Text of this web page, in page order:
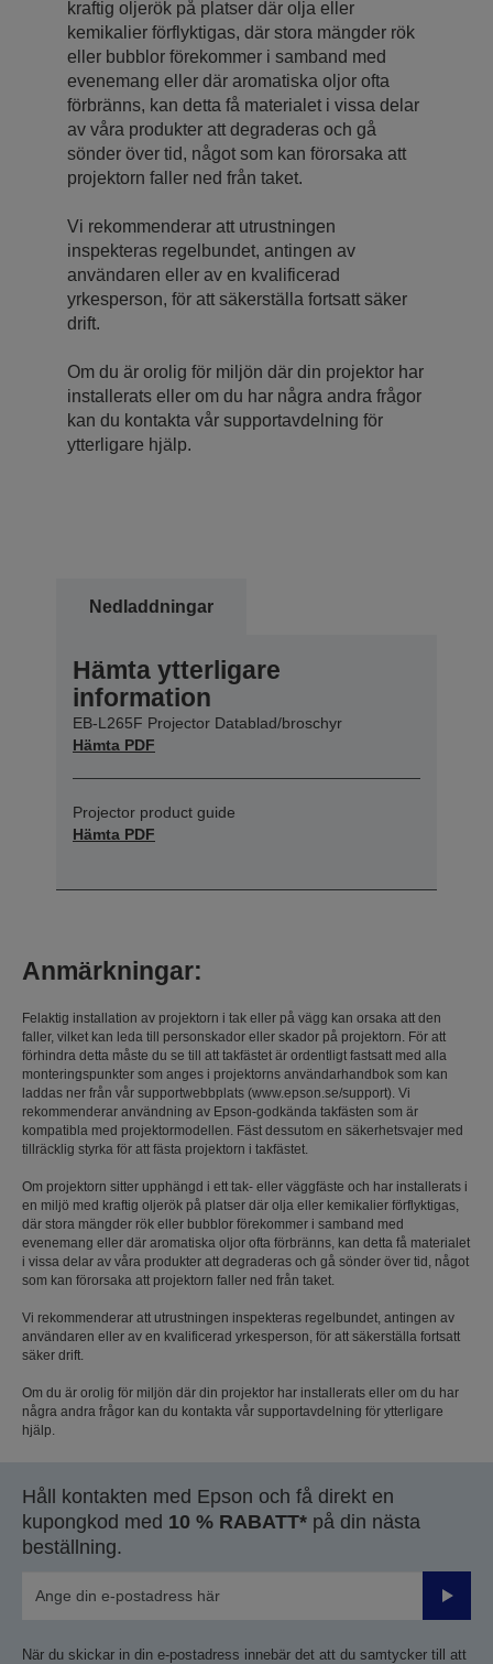
kraftig oljerök på platser där olja eller
kemikalier förflyktigas, där stora mängder rök
eller bubblor förekommer i samband med
evenemang eller där aromatiska oljor ofta
förbränns, kan detta få materialet i vissa delar
av våra produkter att degraderas och gå
sönder över tid, något som kan förorsaka att
projektorn faller ned från taket.
Vi rekommenderar att utrustningen
inspekteras regelbundet, antingen av
användaren eller av en kvalificerad
yrkesperson, för att säkerställa fortsatt säker
drift.
Om du är orolig för miljön där din projektor har
installerats eller om du har några andra frågor
kan du kontakta vår supportavdelning för
ytterligare hjälp.
Nedladdningar
Hämta ytterligare
information
EB-L265F Projector Datablad/broschyr
Hämta PDF
Projector product guide
Hämta PDF
Anmärkningar:
Felaktig installation av projektorn i tak eller på vägg kan orsaka att den
faller, vilket kan leda till personskador eller skador på projektorn. För att
förhindra detta måste du se till att takfästet är ordentligt fastsatt med alla
monteringspunkter som anges i projektorns användarhandbok som kan
laddas ner från vår supportwebbplats (www.epson.se/support). Vi
rekommenderar användning av Epson-godkända takfästen som är
kompatibla med projektormodellen. Fäst dessutom en säkerhetsvajer med
tillräcklig styrka för att fästa projektorn i takfästet.
Om projektorn sitter upphängd i ett tak- eller väggfäste och har installerats i
en miljö med kraftig oljerök på platser där olja eller kemikalier förflyktigas,
där stora mängder rök eller bubblor förekommer i samband med
evenemang eller där aromatiska oljor ofta förbränns, kan detta få materialet
i vissa delar av våra produkter att degraderas och gå sönder över tid, något
som kan förorsaka att projektorn faller ned från taket.
Vi rekommenderar att utrustningen inspekteras regelbundet, antingen av
användaren eller av en kvalificerad yrkesperson, för att säkerställa fortsatt
säker drift.
Om du är orolig för miljön där din projektor har installerats eller om du har
några andra frågor kan du kontakta vår supportavdelning för ytterligare
hjälp.
Håll kontakten med Epson och få direkt en
kupongkod med 10 % RABATT* på din nästa
beställning.
Skicka
När du skickar in din e-postadress innebär det att du samtycker till att